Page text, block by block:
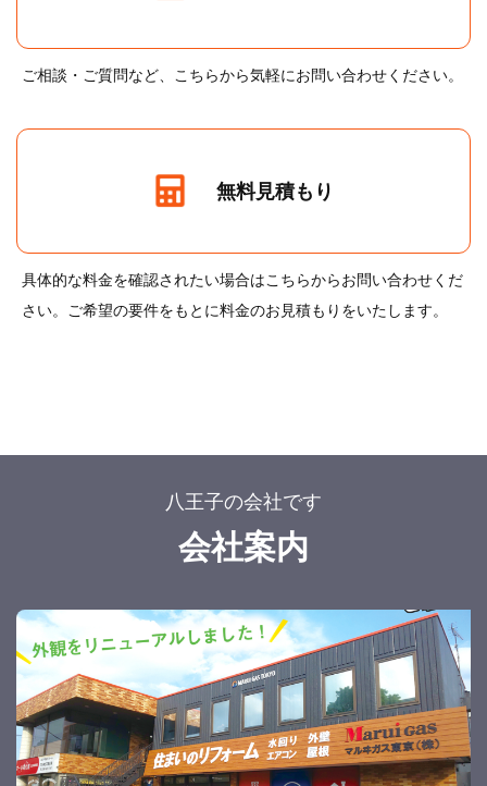
ご相談・ご質問など、こちらから気軽にお問い合わせください。
無料見積もり
具体的な料金を確認されたい場合はこちらからお問い合わせくだ
さい。ご希望の要件をもとに料金のお見積もりをいたします。
八王子の会社です
会社案内